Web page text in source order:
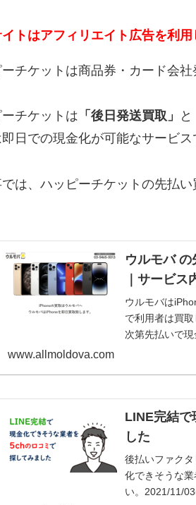
トはアフィリエイト広告を利用
チケットは商品券・カード会
チケットは 「 後日発送買取 」 と
日での現金化が可能なサービス
は、ハッピーチケットの先払
ウルモバ
｜サービス
ウルモバは
で利用者は買
次第先払いで
www.allmoldova.com
LINE完結で
した
後払いファク
化できそうな
い。2021/11/